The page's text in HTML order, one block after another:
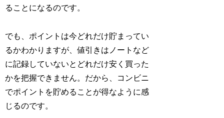
ることになるのです。
でも、ポイントは今どれだけ貯まってい
るかわかりますが、値引きはノートなど
に記録していないとどれだけ安く買った
かを把握できません。だから、コンビニ
でポイントを貯めることが得なように感
じるのです。